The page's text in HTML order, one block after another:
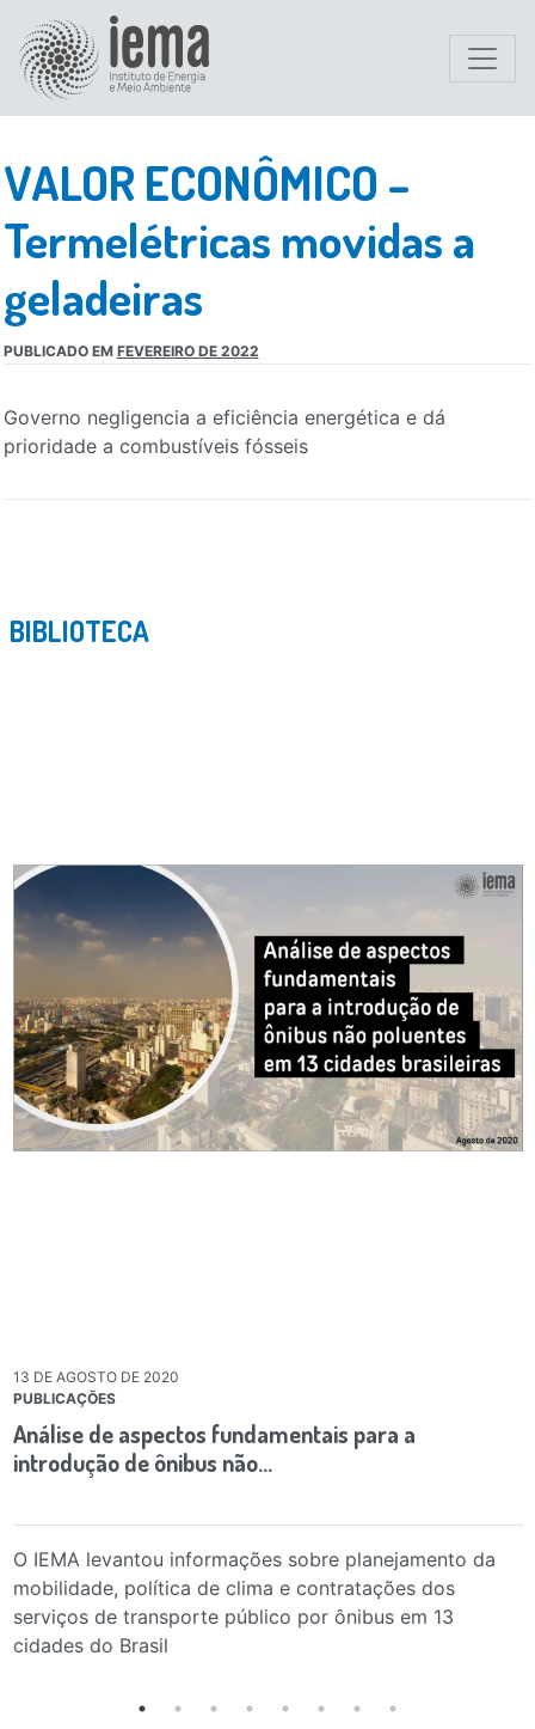
VALOR ECONÔMICO –
Termelétricas movidas a
geladeiras
PUBLICADO EM FEVEREIRO DE 2022
Governo negligencia a eficiência energética e dá
prioridade a combustíveis fósseis
BIBLIOTECA
13 DE AGOSTO DE 2020
PUBLICAÇÕES
Análise de aspectos fundamentais para a
introdução de ônibus não…
O IEMA levantou informações sobre planejamento da
mobilidade, política de clima e contratações dos
serviços de transporte público por ônibus em 13
cidades do Brasil